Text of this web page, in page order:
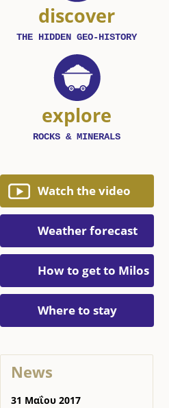
discover
THE HIDDEN GEO-HISTORY
explore
ROCKS & MINERALS
Watch the video
Weather forecast
How to get to Milos
Where to stay
News
31 Μαΐου 2017